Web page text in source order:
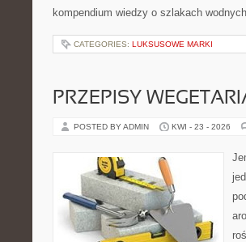
kompendium wiedzy o szlakach
CATEGORIES: LUKSUSOWE MARKI
PRZEPISY
POSTED BY ADMIN KWI - 23 - 2026